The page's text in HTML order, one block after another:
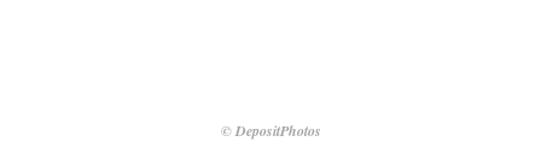
© DepositPhotos